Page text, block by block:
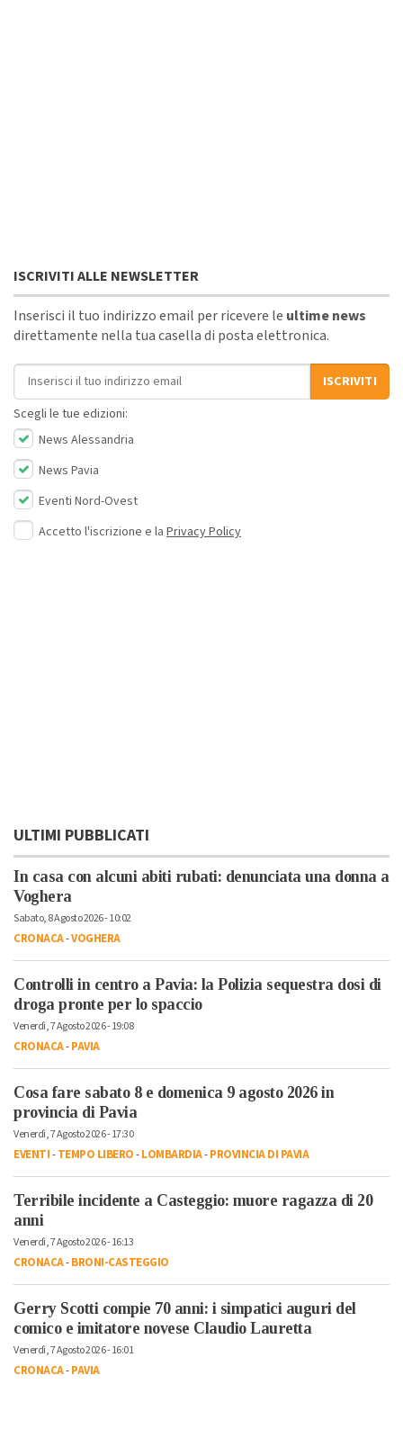
ISCRIVITI ALLE NEWSLETTER
Inserisci il tuo indirizzo email per ricevere le ultime news
direttamente nella tua casella di posta elettronica.
Indirizzo email
ISCRIVITI
Scegli le tue edizioni:
News Alessandria
News Pavia
Eventi Nord-Ovest
Accetto l'iscrizione e la Privacy Policy
ULTIMI PUBBLICATI
In casa con alcuni abiti rubati: denunciata una donna a
Voghera
Sabato, 8 Agosto 2026 - 10:02
CRONACA-VOGHERA
Controlli in centro a Pavia: la Polizia sequestra dosi di
droga pronte per lo spaccio
Venerdì, 7 Agosto 2026 - 19:08
CRONACA-PAVIA
Cosa fare sabato 8 e domenica 9 agosto 2026 in
provincia di Pavia
Venerdì, 7 Agosto 2026 - 17:30
EVENTI-TEMPO LIBERO-LOMBARDIA-PROVINCIA DI PAVIA
Terribile incidente a Casteggio: muore ragazza di 20
anni
Venerdì, 7 Agosto 2026 - 16:13
CRONACA-BRONI-CASTEGGIO
Gerry Scotti compie 70 anni: i simpatici auguri del
comico e imitatore novese Claudio Lauretta
Venerdì, 7 Agosto 2026 - 16:01
CRONACA-PAVIA